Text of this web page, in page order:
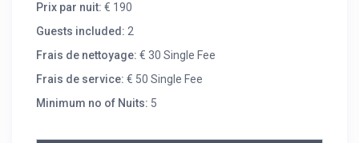
Prix par nuit: € 190
Guests included: 2
Frais de nettoyage: € 30 Single Fee
Frais de service: € 50 Single Fee
Minimum no of Nuits: 5